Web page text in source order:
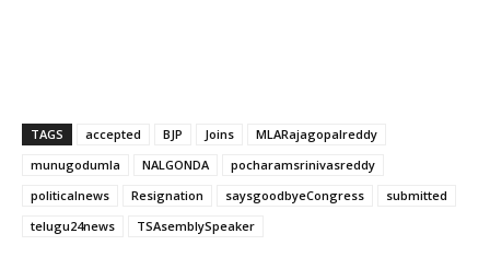
TAGS accepted BJP Joins
MLARajagopalreddy
munugodumla
NALGONDA
pocharamsrinivasreddy
politicalnews
Resignation saysgoodbyeCongress
submitted
telugu24news
TSAsemblySpeaker